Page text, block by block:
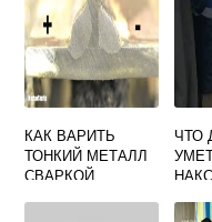
КАК ВАРИТЬ
ТОНКИЙ МЕТАЛЛ
СВАРКОЙ
ЧТО
НАКС